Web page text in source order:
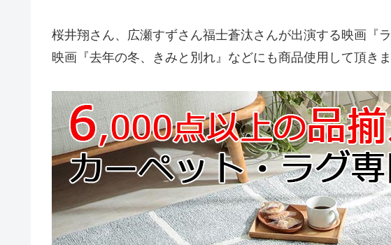
桜井翔さん、広瀬すずさん福士蒼汰さんが出演する映画『
映画『去年の冬、きみと別れ』などにも商品使用して頂きま